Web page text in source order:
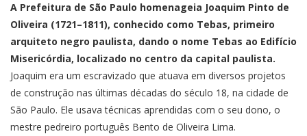
A Prefeitura de São Paulo homenageia Joaquim Pinto de
Oliveira (1721–1811), conhecido como Tebas, primeiro
arquiteto negro paulista, dando o nome Tebas ao Edifício
Misericórdia, localizado no centro da capital paulista.
Joaquim era um escravizado que atuava em diversos projetos
de construção nas últimas décadas do século 18, na cidade de
São Paulo. Ele usava técnicas aprendidas com o seu dono, o
mestre pedreiro português Bento de Oliveira Lima.